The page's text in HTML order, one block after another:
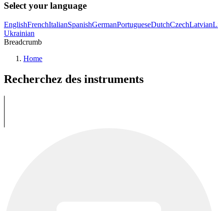
Select your language
EnglishFrenchItalianSpanishGermanPortugueseDutchCzechLatvian
Ukrainian
Breadcrumb
Home
Recherchez des instruments